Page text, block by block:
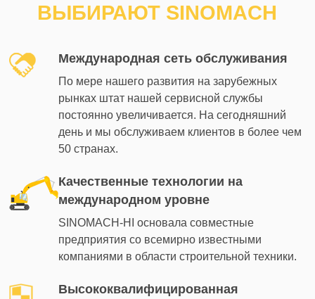
ВЫБИРАЮТ SINOMACH
Международная сеть обслуживания
По мере нашего развития на зарубежных
рынках штат нашей сервисной службы
постоянно увеличивается. На сегодняшний
день и мы обслуживаем клиентов в более чем
50 странах.
Качественные технологии на
международном уровне
SINOMACH-HI основала совместные
предприятия со всемирно известными
компаниями в области строительной техники.
Высококвалифицированная